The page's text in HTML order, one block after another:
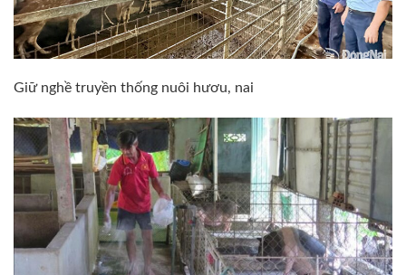
Giữ nghề truyền thống nuôi hươu, nai